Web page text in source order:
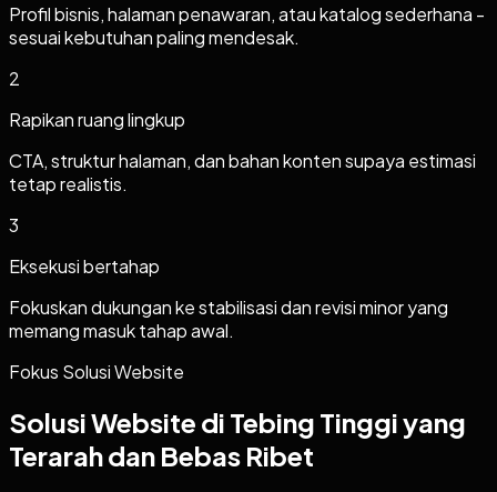
Profil bisnis, halaman penawaran, atau katalog sederhana -
sesuai kebutuhan paling mendesak.
2
Rapikan ruang lingkup
CTA, struktur halaman, dan bahan konten supaya estimasi
tetap realistis.
3
Eksekusi bertahap
Fokuskan dukungan ke stabilisasi dan revisi minor yang
memang masuk tahap awal.
Fokus Solusi Website
Solusi Website di Tebing Tinggi yang
Terarah dan Bebas Ribet